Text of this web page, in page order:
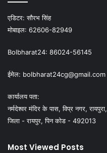
एडिटर:सौरभ सिंह
मोबाइल: 62606-82949
Bolbharat24: 86024-56145
ईमेल: bolbharat24cg@gmail.com
कार्यालय पता:
नर्मदेश्वर मंदिर के पास, विप्र नगर, रायपुरा,
जिला - रायपुर, पिन कोड - 492013
Most Viewed Posts